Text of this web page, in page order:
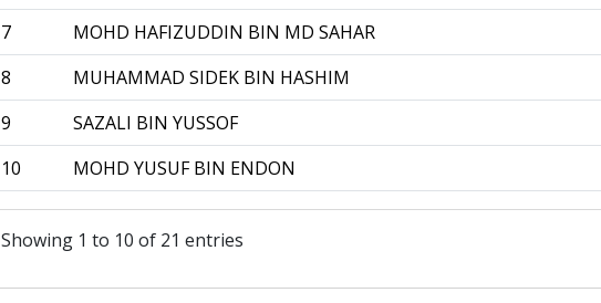
7
MOHD HAFIZUDDIN BIN MD SAHAR
8
MUHAMMAD SIDEK BIN HASHIM
9
SAZALI BIN YUSSOF
10
MOHD YUSUF BIN ENDON
Showing 1 to 10 of 21 entries